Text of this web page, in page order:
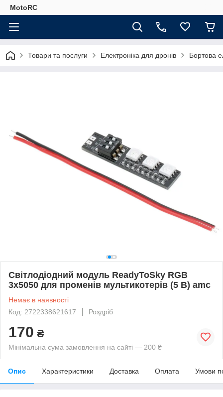
MotoRC
Товари та послуги Електроніка для дронів Бортова
Світлодіодний модуль ReadyToSky RGB
3x5050 для променів мультикотерів (5 В) amc
Немає в наявності
Код: 2722338621617
Роздріб
170 ₴
Мінімальна сума замовлення на сайті — 200 ₴
Опис Характеристики Доставка Оплата Умови